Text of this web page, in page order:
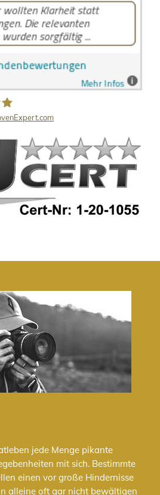
GmbH
jede Menge pikante
mit sich. Bestimmte
einen vor große Hindernisse
alleine oft gar nicht bewältigen